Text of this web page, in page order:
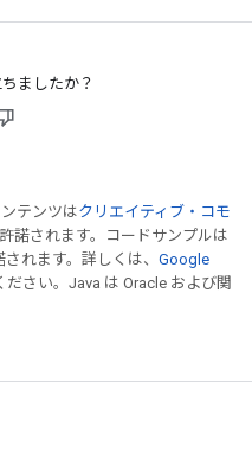
ましたか？
テンツはクリエイティブ・コモ
諾されます。コードサンプルは
れます。詳しくは、 Google
ださい。Java は Oracle および関